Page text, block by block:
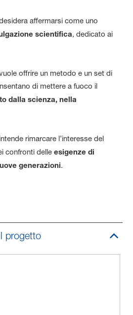
affermarsi come uno
scientifica, dedicato ai
offrire un metodo e un set di
di mettere a fuoco il
dalla scienza, nella
rimarcare l’interesse del
confronti delleesigenze di
generazioni.
progetto